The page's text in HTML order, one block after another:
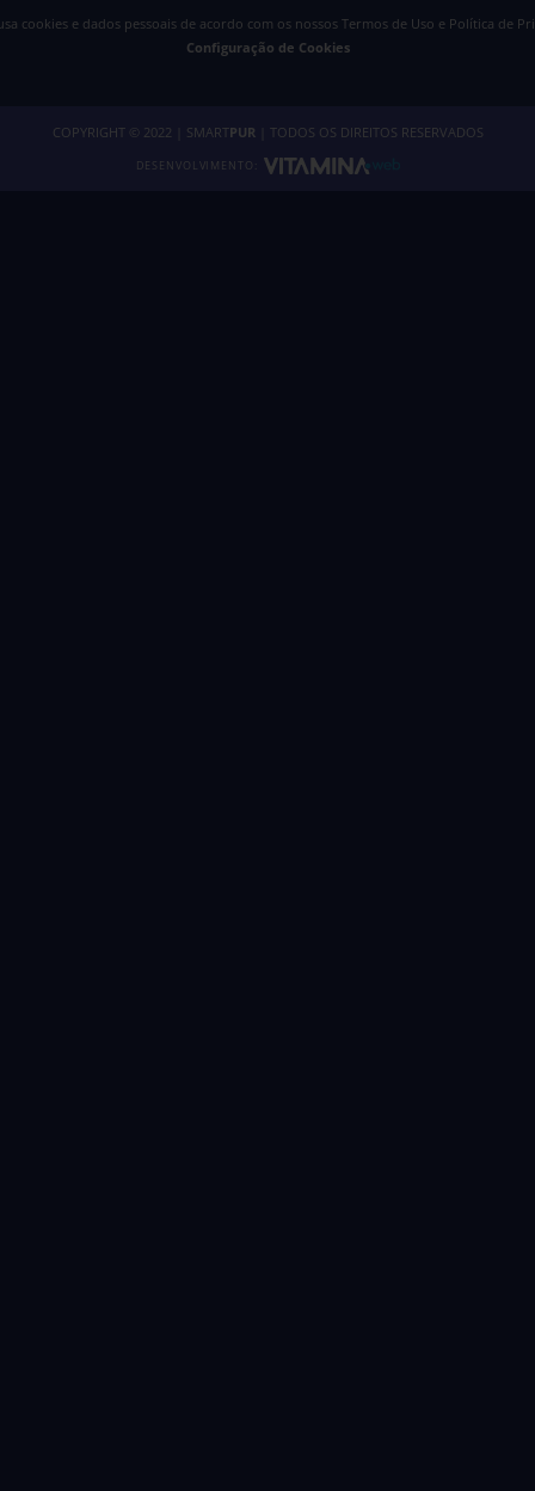
cookies e dados pessoais de acordo com os nossos Termos de Uso e Política de
Configuração de Cookies
COPYRIGHT © 2022 | SMARTPUR| TODOS OS DIREITOS RESERVADOS
DESENVOLVIMENTO: